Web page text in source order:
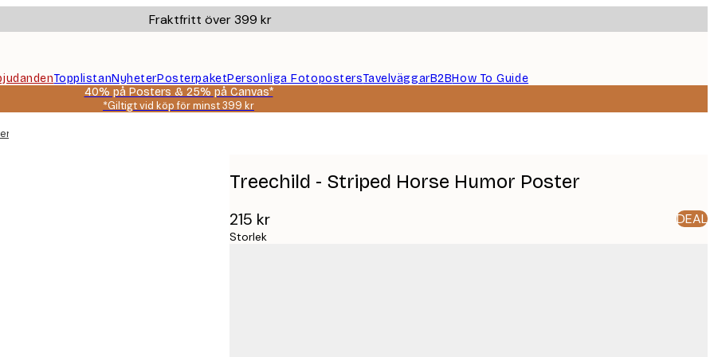
Fraktfritt över 399 kr
TopplistanNyheterPosterpaketPersonliga FotopostersTavelväggarB2BHow To Guide
40% på Posters & 25% på Canvas*
*Giltigt vid köp för minst 399 kr
Treechild - Striped Horse Humor Poster
215 kr DEAL
Storlek